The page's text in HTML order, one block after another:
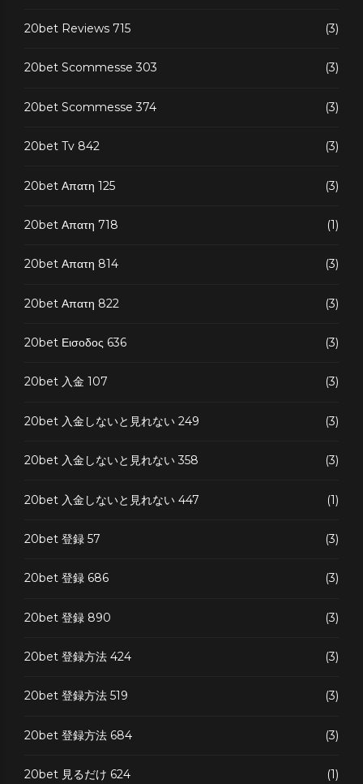
20bet Reviews 715 (3)
20bet Scommesse 303 (3)
20bet Scommesse 374 (3)
20bet Tv 842 (3)
20bet Απατη 125 (3)
20bet Απατη 718 (1)
20bet Απατη 814 (3)
20bet Απατη 822 (3)
20bet Εισοδος 636 (3)
20bet 入金 107 (3)
20bet 入金しないと見れない 249 (3)
20bet 入金しないと見れない 358 (3)
20bet 入金しないと見れない 447 (1)
20bet 登録 57 (3)
20bet 登録 686 (3)
20bet 登録 890 (3)
20bet 登録方法 424 (3)
20bet 登録方法 519 (3)
20bet 登録方法 684 (3)
20bet 見るだけ 624 (1)